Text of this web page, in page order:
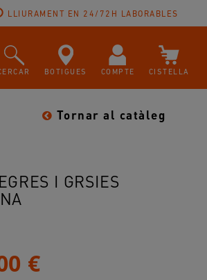
LLIURAMENT EN 24/72H LABORABLES
CISTELLA
COMPTE
BOTIGUES
Tornar al catàleg
I GRSIES
€